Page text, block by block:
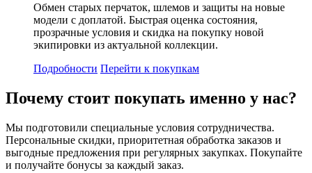
Обмен старых перчаток, шлемов и защиты на новые
модели с доплатой. Быстрая оценка состояния,
прозрачные условия и скидка на покупку новой
экипировки из актуальной коллекции.
Подробности Перейти к покупкам
Почему стоит покупать именно у нас?
Мы подготовили специальные условия сотрудничества.
Персональные скидки, приоритетная обработка заказов и
выгодные предложения при регулярных закупках. Покупайте
и получайте бонусы за каждый заказ.